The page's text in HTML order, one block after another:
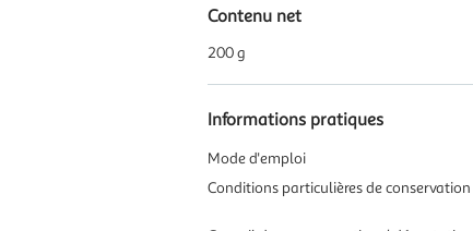
Contenu net
200 g
Informations pratiques
Mode d'emploi
Conditions particulières de conservation